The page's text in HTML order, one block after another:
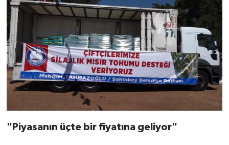
"Piyasanın üçte bir fiyatına geliyor"